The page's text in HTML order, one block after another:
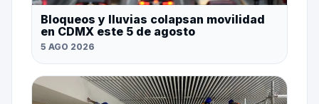
Bloqueos y lluvias colapsan movilidad
en CDMX este 5 de agosto
5 AGO 2026